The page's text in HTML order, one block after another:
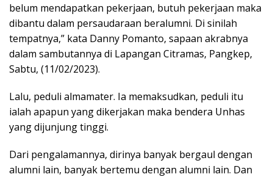
belum mendapatkan pekerjaan, butuh pekerjaan maka
dibantu dalam persaudaraan beralumni. Di sinilah
tempatnya,” kata Danny Pomanto, sapaan akrabnya
dalam sambutannya di Lapangan Citramas, Pangkep,
Sabtu, (11/02/2023).
Lalu, peduli almamater. Ia memaksudkan, peduli itu
ialah apapun yang dikerjakan maka bendera Unhas
yang dijunjung tinggi.
Dari pengalamannya, dirinya banyak bergaul dengan
alumni lain, banyak bertemu dengan alumni lain. Dan